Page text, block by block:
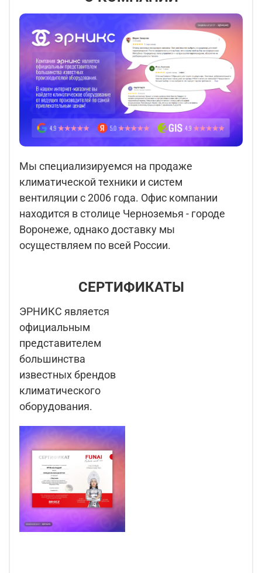
Мы специализируемся на продаже
климатической техники и систем
вентиляции с 2006 года. Офис компании
находится в столице Черноземья - городе
Воронеже, однако доставку мы
осуществляем по всей России.
СЕРТИФИКАТЫ
ЭРНИКС является
официальным
представителем
большинства
известных брендов
климатического
оборудования.